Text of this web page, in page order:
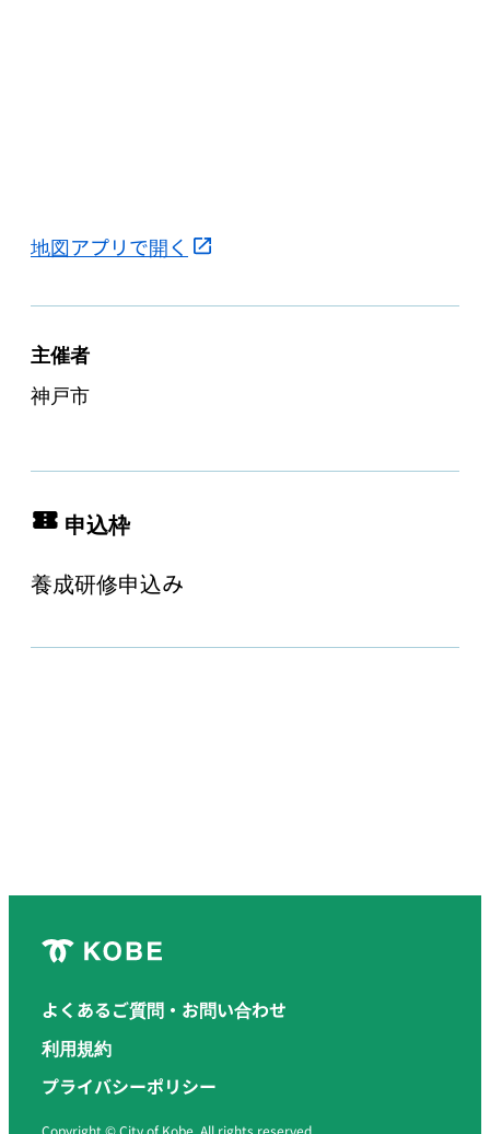
地図アプリで開く
主催者
神戸市
申込枠
養成研修申込み
よくあるご質問・お問い合わせ
利用規約
プライバシーポリシー